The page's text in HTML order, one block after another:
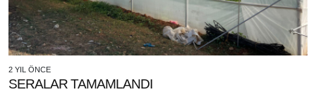
2 YIL ÖNCE
SERALAR TAMAMLANDI